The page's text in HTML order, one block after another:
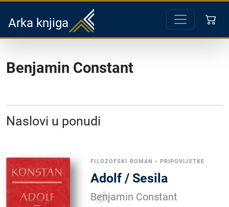
Arka knjiga
Benjamin Constant
Naslovi u ponudi
FILOZOFSKI ROMAN • PRIPOVIJETKE
Adolf / Sesila
Benjamin Constant